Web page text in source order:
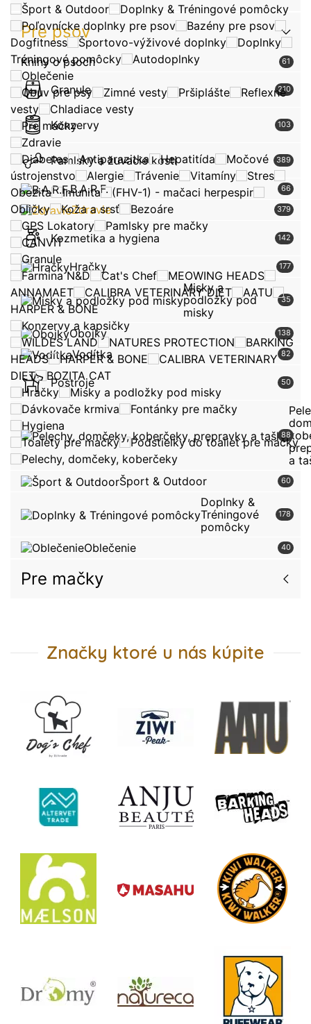
Šport & Outdoor
Doplnky & Tréningové pomôcky
Poľovnícke doplnky pre psov
Bazény pre psov
Dogfitness
Športovo-výživové doplnky
Doplnky
Tréningové pomôcky
Autodoplnky
Oblečenie
Obuv pre psy
Zimné vesty Pršiplášte
Reflexné
vesty
Chladiace vesty
Pre mačky
Zdravie
Diabetes
Antiparazitka Hepatitída
Močové
ústrojenstvo
Alergie Trávenie Vitamíny
Stres
Obezita
Imunita
(FHV-1) - mačaci herpespir
Obličky
Koža a srsť
Bezoáre
GPS Lokatory
Pamlsky pre mačky
CANVIT
Granule
Farmina N&D
Cat's Chef
MEOWING HEADS
ANNAMAET
CALIBRA VETERINARY DIET
AATU
HARPER & BONE
Konzervy a kapsičky
WILDES LAND
NATURES PROTECTION
BARKING
HEADS
HARPER & BONE
CALIBRA VETERINARY
DIET
BOZITA CAT
Hračky
Misky a podložky pod misky
Dávkovače krmiva
Fontánky pre mačky
Hygiena
Toalety pre mačky
Podstielky do toaliet pre mačky
Pelechy, domčeky, koberčeky
Pre psov
Knihy o psoch 61
Granule 210
Konzervy 103
Pamlsky a žuvacie kosti 389
B.A.R.F. 66
Zdravie 379
Kozmetika a hygiena 142
Hračky 177
Misky a
podložky pod
misky
35
Obojky 138
Vodítka 82
Postroje 50
a
88
Šport & Outdoor 60
Doplnky &
Tréningové
pomôcky
178
Oblečenie 40
Pre mačky
Značky ktoré u nás kúpite